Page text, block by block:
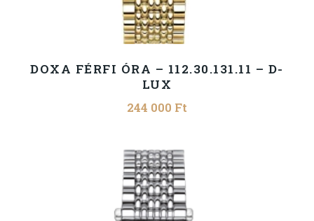
DOXA FÉRFI ÓRA – 112.30.131.11 – D-
LUX
244 000 Ft